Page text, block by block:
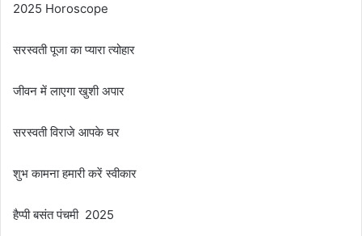
2025 Horoscope
सरस्वती पूजा का प्यारा त्योहार
जीवन में लाएगा खुशी अपार
सरस्वती विराजे आपके घर
शुभ कामना हमारी करें स्वीकार
हैप्पी बसंत पंचमी 2025